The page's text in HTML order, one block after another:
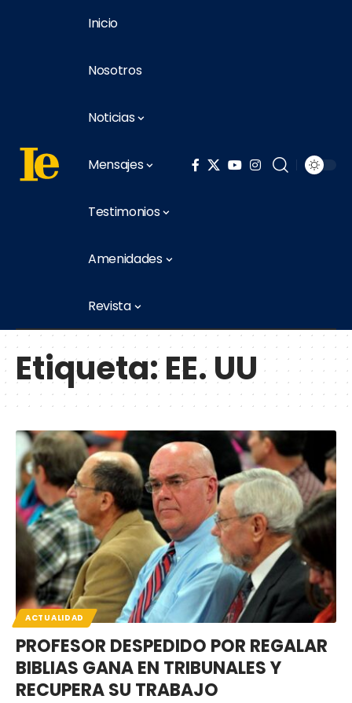
Inicio
Nosotros
Noticias
Mensajes
Testimonios
Amenidades
Revista
Etiqueta:EE. UU
ACTUALIDAD
PROFESOR DESPEDIDO POR REGALAR
BIBLIAS GANA EN TRIBUNALES Y
RECUPERA SU TRABAJO